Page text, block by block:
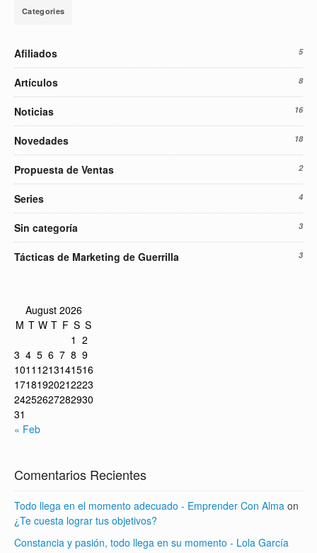
Categories
Afiliados 5
Artículos 8
Noticias 16
Novedades 18
Propuesta de Ventas 2
Series 4
Sin categoría 3
Tácticas de Marketing de Guerrilla 3
August 2026
M T W T F S S
« Feb
1 2
3 4 5 6 7 8 9
1011 1213141516
17181920212223
24252627282930
31
Comentarios Recientes
Todo llega en el momento adecuado - Emprender Con Alma on
¿Te cuesta lograr tus objetivos?
Constancia y pasión, todo llega en su momento - Lola García